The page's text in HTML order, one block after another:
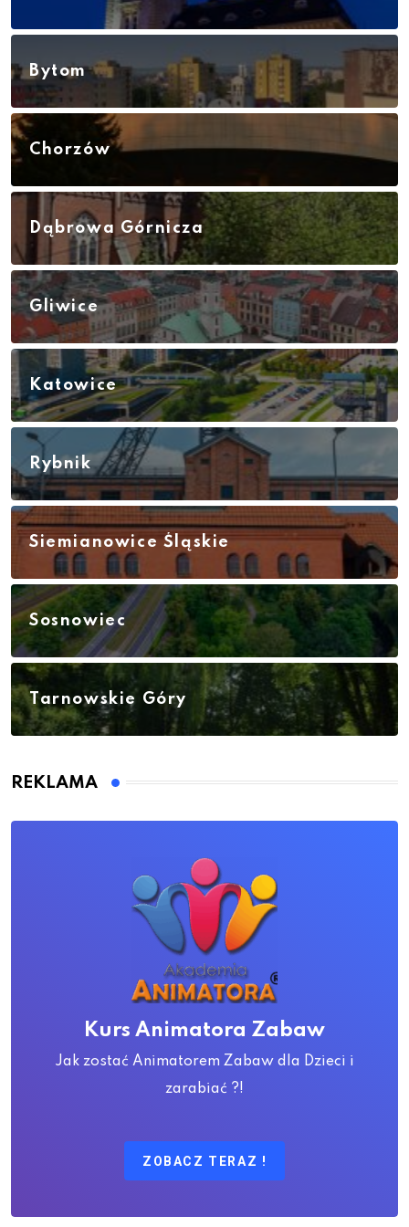
Bytom
Chorzów
Dąbrowa Górnicza
Gliwice
Katowice
Rybnik
Siemianowice Śląskie
Sosnowiec
Tarnowskie Góry
REKLAMA
Kurs Animatora Zabaw
Jak zostać Animatorem Zabaw dla Dzieci i
zarabiać ?!
ZOBACZ TERAZ !